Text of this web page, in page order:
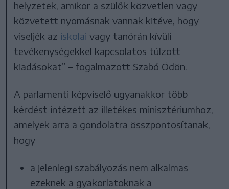
helyzetek, amikor a szülők közvetlen vagy
közvetett nyomásnak vannak kitéve, hogy
viseljék az iskolai vagy tanórán kívüli
tevékenységekkel kapcsolatos túlzott
kiadásokat” – fogalmazott Szabó Ödön.
A parlamenti képviselő ugyanakkor több
kérdést intézett az illetékes minisztériumhoz,
amelyek arra a gondolatra összpontosítanak,
hogy
a jelenlegi szabályozás nem alkalmas
ezeknek a gyakorlatoknak a